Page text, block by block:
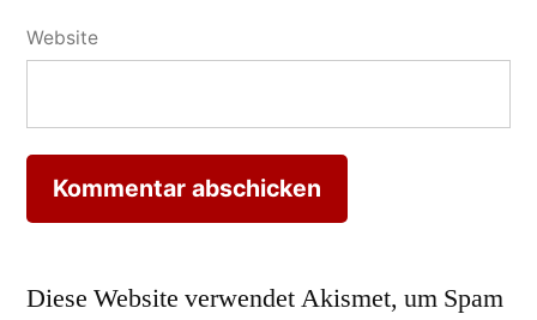
Website
Diese Website verwendet Akismet, um Spam